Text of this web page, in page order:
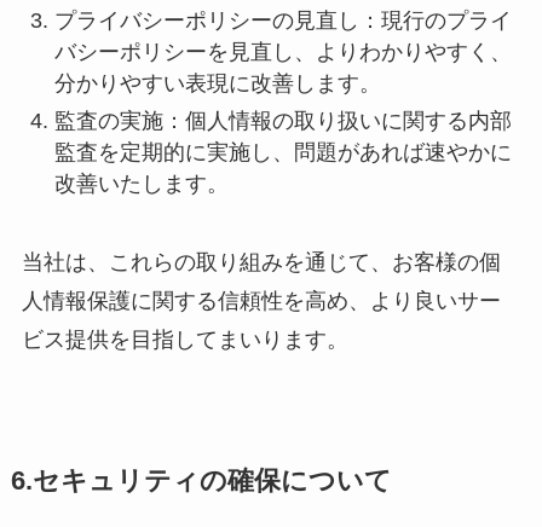
プライバシーポリシーの見直し：現行のプライ
バシーポリシーを見直し、よりわかりやすく、
分かりやすい表現に改善します。
監査の実施：個人情報の取り扱いに関する内部
監査を定期的に実施し、問題があれば速やかに
改善いたします。
当社は、これらの取り組みを通じて、お客様の個
人情報保護に関する信頼性を高め、より良いサー
ビス提供を目指してまいります。
6.セキュリティの確保について